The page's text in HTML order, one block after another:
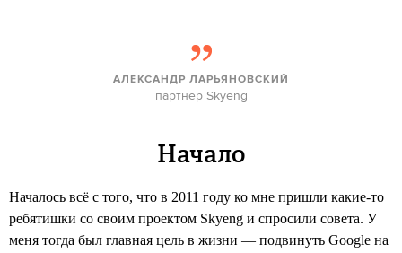
АЛЕКСАНДР ЛАРЬЯНОВСКИЙ
партнёр Skyeng
Начало
Началось всё с того, что в 2011 году ко мне пришли какие-то
ребятишки со своим проектом Skyeng и спросили совета. У
меня тогда был главная цель в жизни — подвинуть Google на